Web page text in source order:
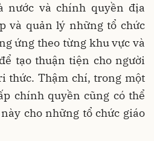
nước và chính quyền địa
và quản lý những tổ chức
ứng theo từng khu vực và
tạo thuận tiện cho người
thức. Thậm chí, trong một
chính quyền cũng có thể
cho những tổ chức giáo